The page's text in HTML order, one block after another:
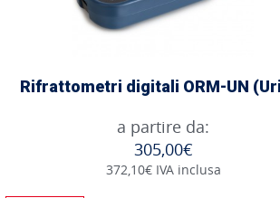
Rifrattometri digitali ORM-UN
a partire da:
305,00€
372,10€ IVA inclusa